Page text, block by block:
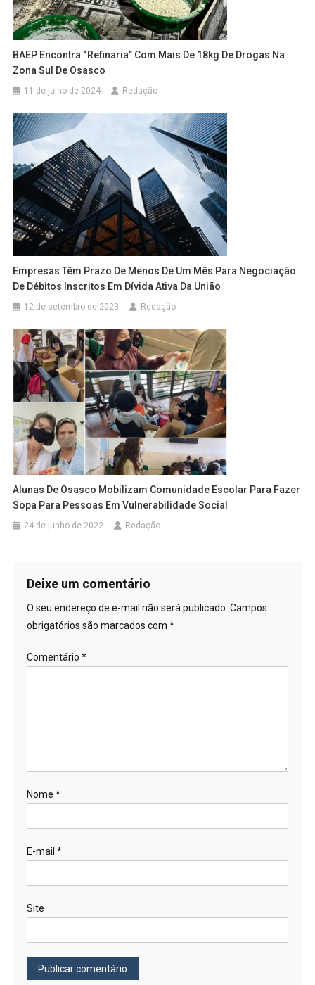
BAEP Encontra “refinaria” Com Mais De 18kg De Drogas Na
Zona Sul De Osasco
11 de julho de 2024 Redação
Empresas Têm Prazo De Menos De Um Mês Para Negociação
De Débitos Inscritos Em Dívida Ativa Da União
12 de setembro de 2023 Redação
Alunas De Osasco Mobilizam Comunidade Escolar Para Fazer
Sopa Para Pessoas Em Vulnerabilidade Social
24 de junho de 2022 Redação
Deixe um comentário
O seu endereço de e-mail não será publicado. Campos
obrigatórios são marcados com *
Comentário *
Nome *
E-mail *
Site